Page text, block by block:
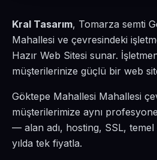
Kral Tasarım, Tomarza semti
Mahallesi ve çevresindeki
Hazır Web Sitesi sunar.
müşterilerinize güçlü bir web
Göktepe Mahallesi Mahallesi
müşterilerimize aynı
— alan adı, hosting, SSL, temel
yılda tek fiyatla.